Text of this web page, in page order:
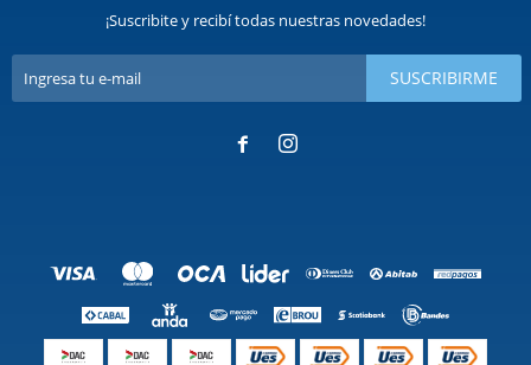
¡Suscribite y recibí todas nuestras novedades!
SUSCRIBIRME
 